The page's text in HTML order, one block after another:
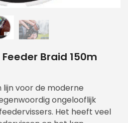
Braid 150m
voor de moderne
ongelooflijk
Het heeft veel